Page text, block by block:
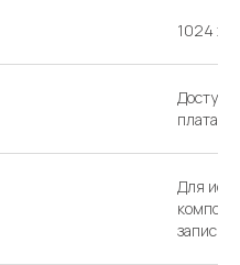
1024 x
Доступ
плата)
Для
запись